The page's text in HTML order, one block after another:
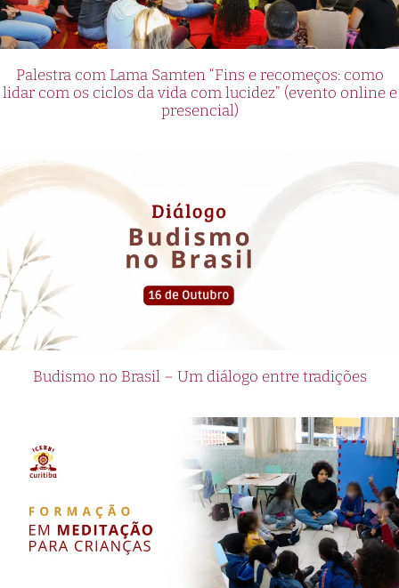
Palestra com Lama Samten “Fins e recomeços: como
lidar com os ciclos da vida com lucidez” (evento online e
presencial)
Budismo no Brasil – Um diálogo entre tradições